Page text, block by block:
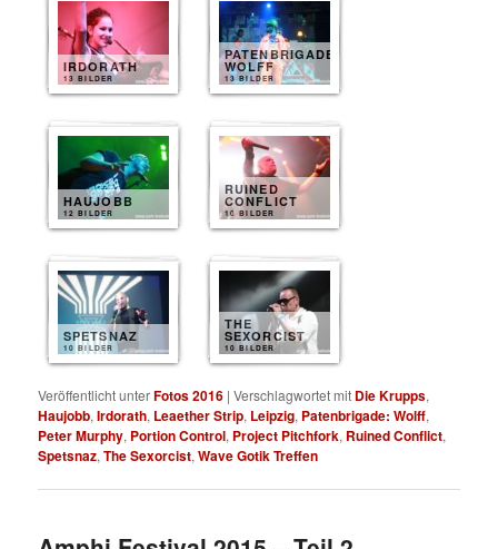
IRDORATH
13 BILDER
PATENBRIGADE
WOLFF
13 BILDER
HAUJOBB
12 BILDER
RUINED
CONFLICT
10 BILDER
SPETSNAZ
10 BILDER
THE
SEXORCIST
10 BILDER
Veröffentlicht unterFotos 2016 |Verschlagwortet mit Die Krupps,
Haujobb,Irdorath, Leaether Strip, Leipzig, Patenbrigade: Wolff,
Peter Murphy, Portion Control, Project Pitchfork, Ruined Conflict,
Spetsnaz,The Sexorcist,Wave Gotik Treffen